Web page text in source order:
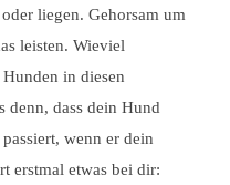
liegen. Gehorsam um
leisten. Wieviel
in diesen
denn, dass dein Hund
wenn er dein
erstmal etwas bei dir: